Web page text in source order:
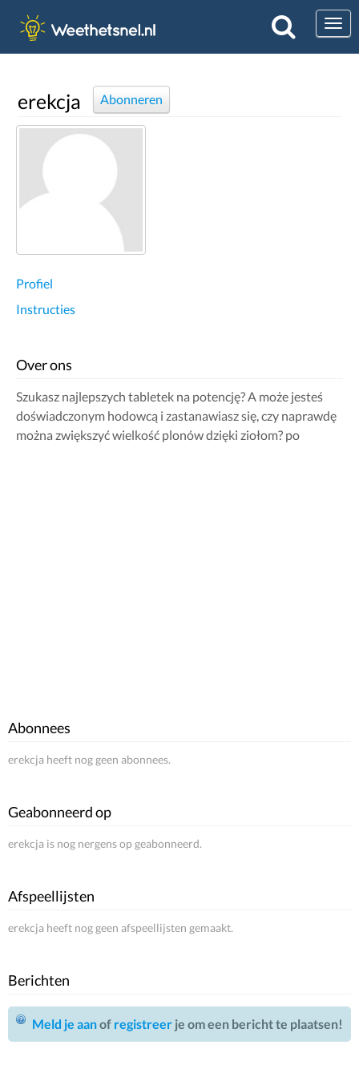
erekcja Abonneren
Profiel
Instructies
Over ons
Szukasz najlepszych tabletek na potencję? A może jesteś
doświadczonym hodowcą i zastanawiasz się, czy naprawdę
można zwiększyć wielkość plonów dzięki ziołom? po
Abonnees
erekcja heeft nog geen abonnees.
Geabonneerd op
erekcja is nog nergens op geabonneerd.
Afspeellijsten
erekcja heeft nog geen afspeellijsten gemaakt.
Berichten
Meld je aanof registreer je om een bericht te plaatsen!